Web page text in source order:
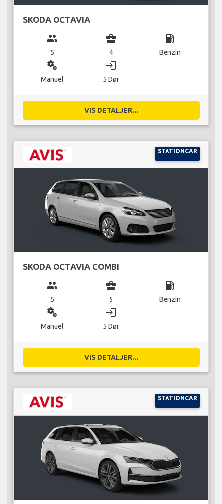
SKODA OCTAVIA
group
5
business_center
4
local_gas_station
Benzin
miscellaneous_services
Manuel
login
5 Dør
VIS DETALJER...
STATIONCAR
SKODA OCTAVIA COMBI
group
5
business_center
5
local_gas_station
Benzin
miscellaneous_services
Manuel
login
5 Dør
VIS DETALJER...
STATIONCAR